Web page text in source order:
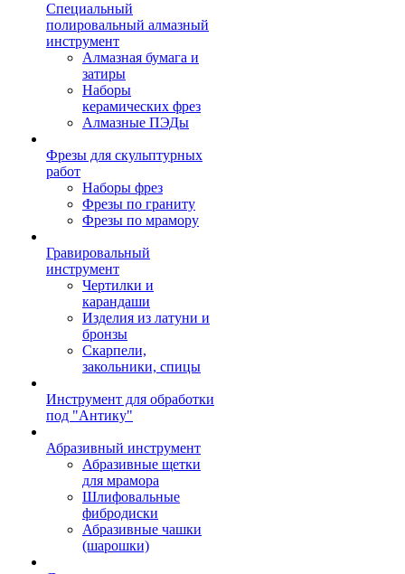
Специальный
полировальный алмазный
инструмент
Алмазная бумага и
затиры
Наборы
керамических фрез
Алмазные ПЭДы
Фрезы для скульптурных
работ
Наборы фрез
Фрезы по граниту
Фрезы по мрамору
Гравировальный
инструмент
Чертилки и
карандаши
Изделия из латуни и
бронзы
Скарпели,
закольники, спицы
Инструмент для обработки
под "Антику"
Абразивный инструмент
Абразивные щетки
для мрамора
Шлифовальные
фибродиски
Абразивные чашки
(шарошки)